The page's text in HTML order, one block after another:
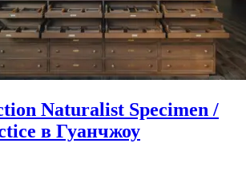
Naturalist Specimen /
в Гуанчжоу